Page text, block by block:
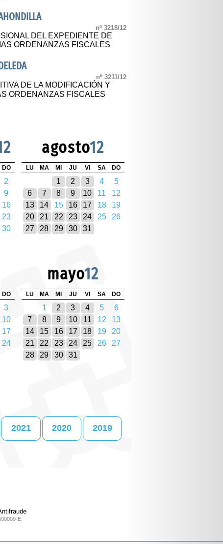
nº 3218/12
DEL EXPEDIENTE DE
ORDENANZAS FISCALES
nº 3211/12
DE LA MODIFICACIÓN Y
ORDENANZAS FISCALES
DO
2
9
16
23
30
agosto12
LU MA MI JU VI SA DO
1 2 3 4
5
6
7 8 9 10 11
12
13
14 15 16 17 18
19
20
21 22 23 24 25
26
27
28 29 30 31
DO
3
10
17
24
mayo12
LU MA MI JU VI SA DO
1 2 3 4 5
6
7
8 9 10 11 12
13
14
15 16 17 18 19
20
21
22 23 24 25 26
27
28
29 30 31
2021 2020 2019
E.